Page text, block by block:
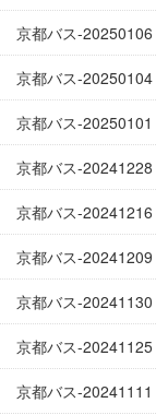
京都バス-20250106
京都バス-20250104
京都バス-20250101
京都バス-20241228
京都バス-20241216
京都バス-20241209
京都バス-20241130
京都バス-20241125
京都バス-20241111